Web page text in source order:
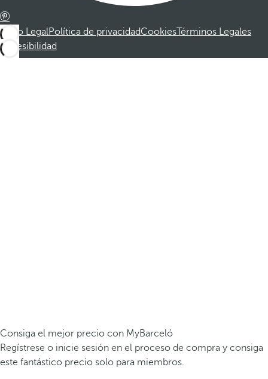
Aviso LegalPolítica de privacidadCookiesTérminos Legales
Accesibilidad
Consiga el mejor precio con MyBarceló
Regístrese o inicie sesión en el proceso de compra y consiga
este fantástico precio solo para miembros.